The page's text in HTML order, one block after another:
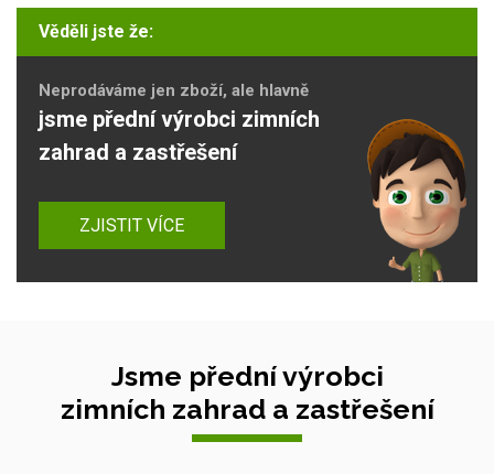
Věděli jste že:
Neprodáváme jen zboží, ale hlavně
jsme přední výrobci zimních
zahrad a zastřešení
ZJISTIT VÍCE
Jsme přední výrobci
zimních zahrad a zastřešení